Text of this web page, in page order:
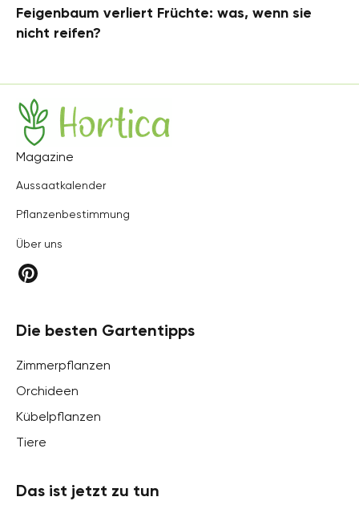
Feigenbaum verliert Früchte: was, wenn sie
nicht reifen?
Hortica
Magazine
Aussaatkalender
Pflanzenbestimmung
Über uns
Die besten Gartentipps
Zimmerpflanzen
Orchideen
Kübelpflanzen
Tiere
Das ist jetzt zu tun